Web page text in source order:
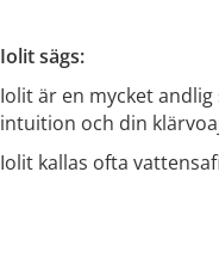
Iolit sägs:
Iolit är en mycket
intuition och din
Iolit kallas ofta